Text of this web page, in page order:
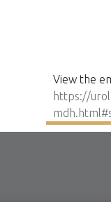
View the
https://